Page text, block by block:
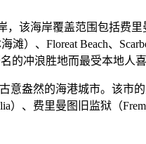
该海岸覆盖范围包括费里
）、Floreat Beach、
的冲浪胜地而最受本地人喜
意盎然的海港城市。该市
、费里曼图旧监狱（